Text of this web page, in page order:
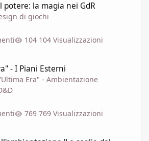
potere: la magia nei GdR
di giochi
104 Visualizzazioni
- I Piani Esterni
Era" - Ambientazione
769 Visualizzazioni